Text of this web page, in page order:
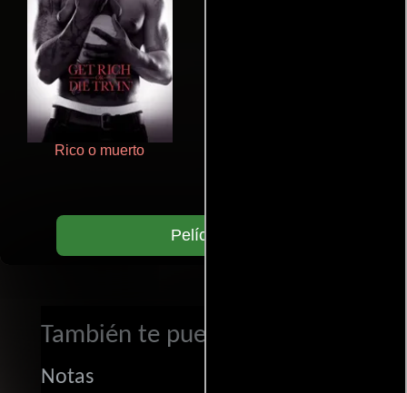
Rico o muerto
Películas
También te puede interesar...
Notas